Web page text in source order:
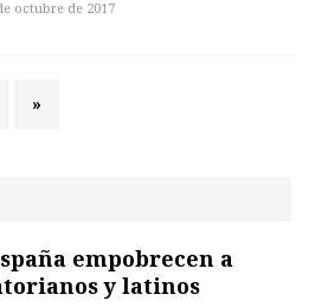
octubre de 2017
»
empobrecen a
y latinos